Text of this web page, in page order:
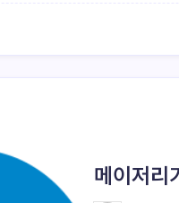
메이저리